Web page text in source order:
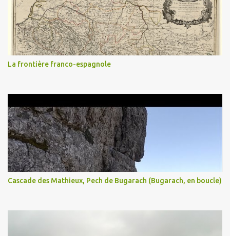
La frontière franco-espagnole
Cascade des Mathieux, Pech de Bugarach (Bugarach, en boucle)